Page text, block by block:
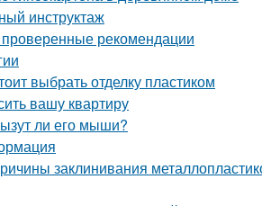
инструктаж
рекомендации
выбрать отделку пластиком
вашу квартиру
ли его мыши?
заклинивания